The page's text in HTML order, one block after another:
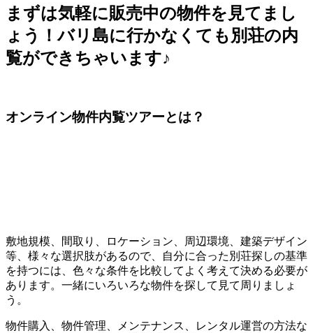
まずは気軽に販売中の物件を見てまし
ょう！バリ島に行かなくても別荘の内
覧ができちゃいます♪
オンライン物件内覧ツアーとは？
敷地規模、間取り、ロケーション、周辺環境、建築デザイン
等、様々な選択肢があるので、自分に合った別荘探しの基準
を持つには、色々な条件を比較してよく考えて決める必要が
あります。一緒にいろいろな物件を探して見て周りましょ
う。
物件購入、物件管理、メンテナンス、レンタル運営の方法な